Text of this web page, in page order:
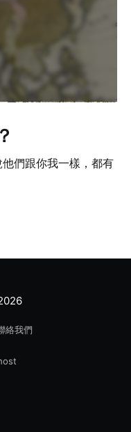
們跟你我一樣，都有
絡我們